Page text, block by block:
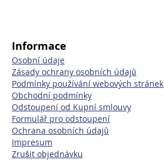
Informace
Osobní údaje
Zásady ochrany osobních údajů
Podmínky používání webových stránek
Obchodní podmínky
Odstoupení od Kupní smlouvy
Formulář pro odstoupení
Ochrana osobních údajů
Impresum
Zrušit objednávku